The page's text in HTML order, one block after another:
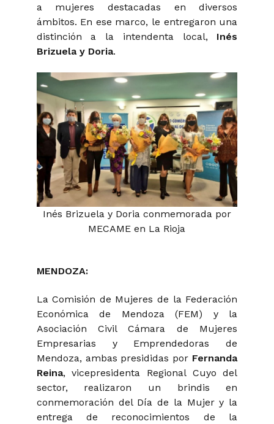
a mujeres destacadas en diversos
ámbitos. En ese marco, le entregaron una
distinción a la intendenta local, Inés
Brizuela y Doria.
Inés Brizuela y Doria conmemorada por
MECAME en La Rioja
MENDOZA:
La Comisión de Mujeres de la Federación
Económica de Mendoza (FEM) y la
Asociación Civil Cámara de Mujeres
Empresarias y Emprendedoras de
Mendoza, ambas presididas por Fernanda
Reina, vicepresidenta Regional Cuyo del
sector, realizaron un brindis en
conmemoración del Día de la Mujer y la
entrega de reconocimientos de la